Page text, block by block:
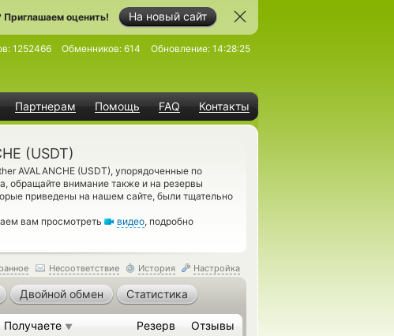
На новый сайт
оценить!
Партнерам Помощь FAQ Контакты
1252466 Обменников: 614 Обновление: 14:28:25
(USDT)
AVALANCHE (USDT), упорядоченные по
обращайте внимание также и на резервы
приведены на нашем сайте, были тщательно
вам просмотреть
видео, подробно
Несоответствие История Настройка
Двойной обмен Статистика
Получаете ▼ Резерв Отзывы